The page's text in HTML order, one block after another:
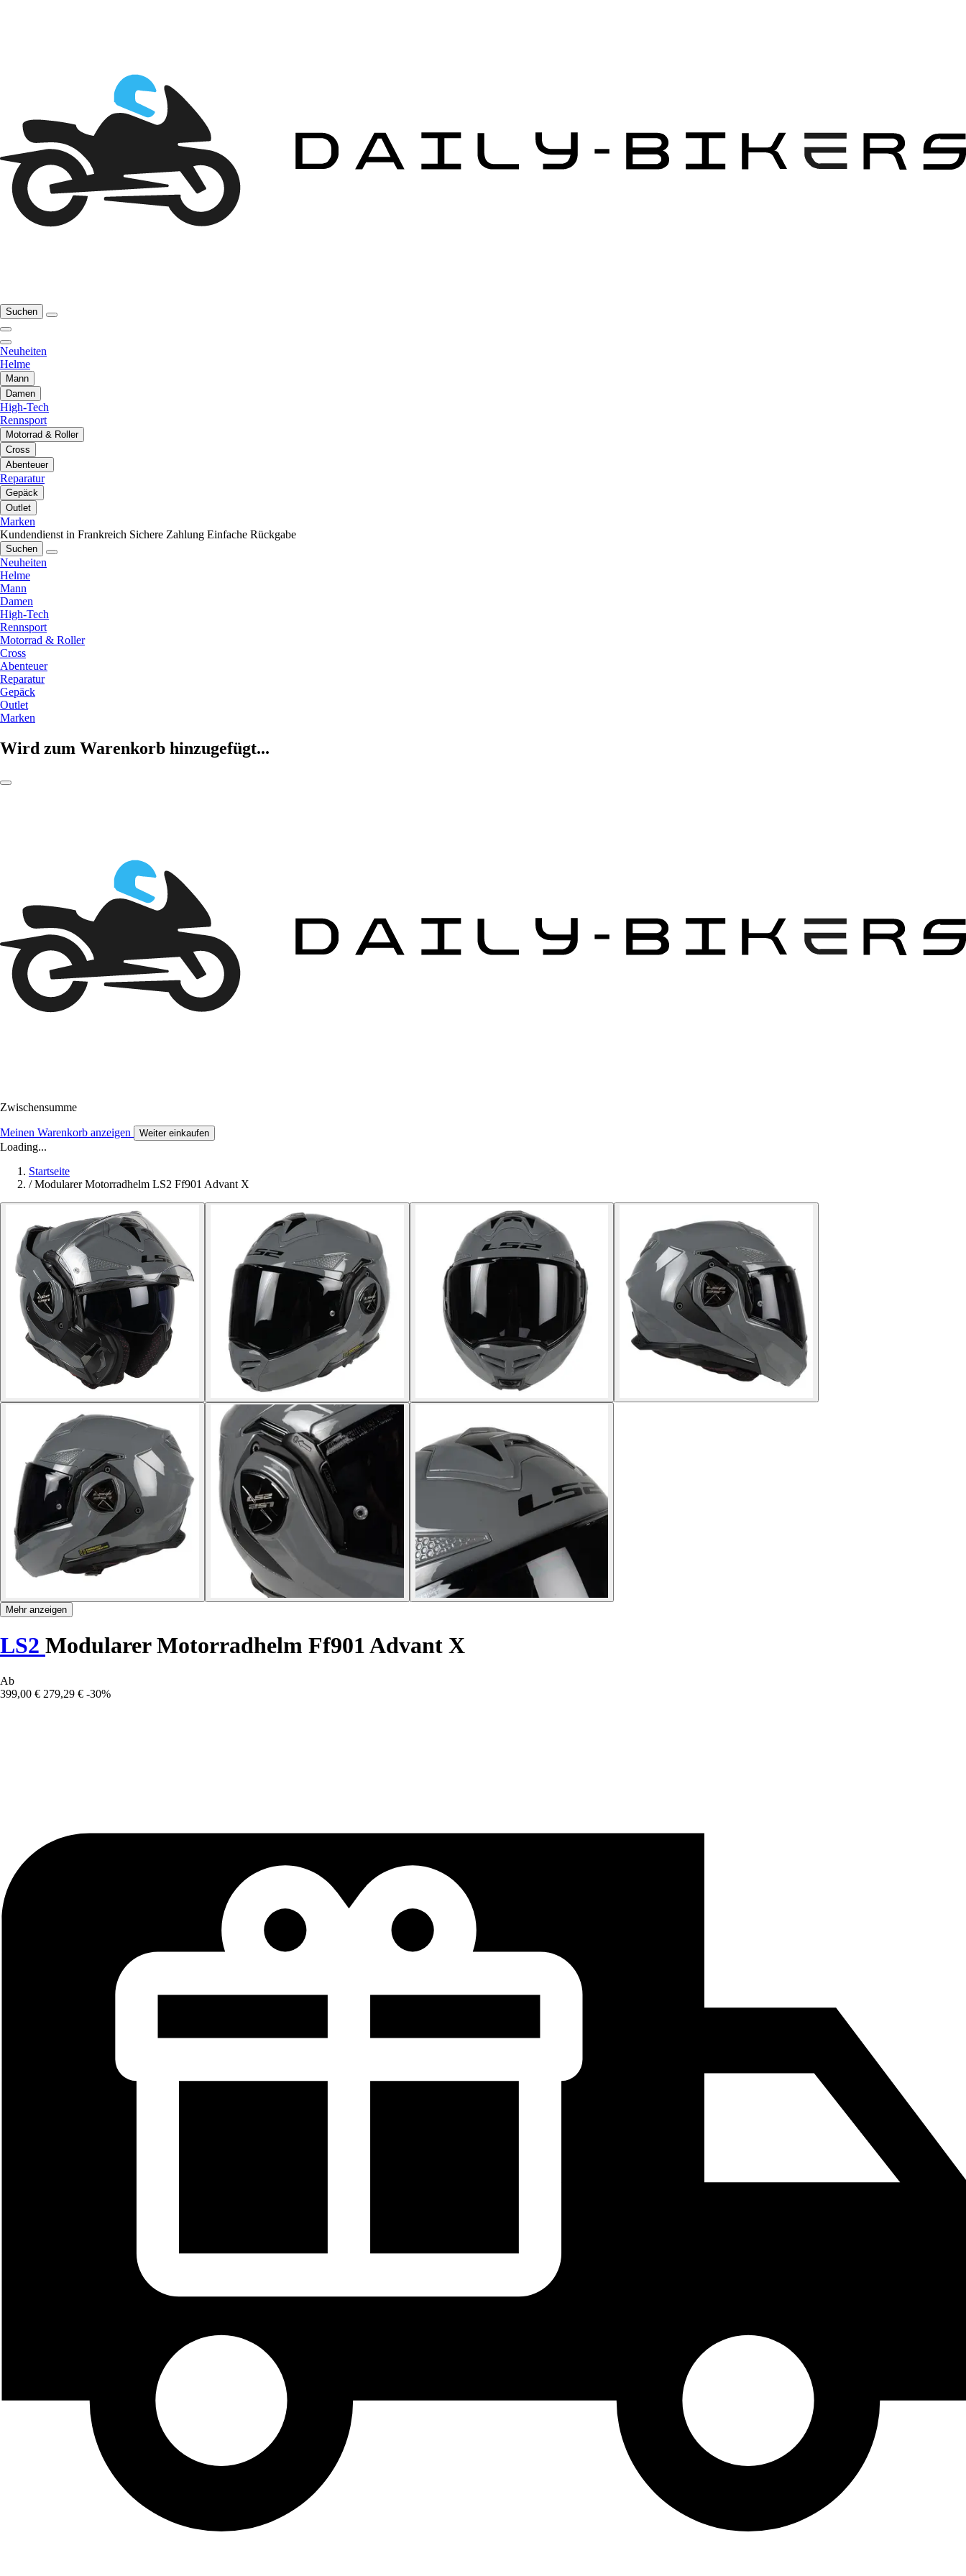
Suchen
Neuheiten
Helme
Mann
Damen
High-Tech
Rennsport
Motorrad & Roller
Cross
Abenteuer
Reparatur
Gepäck
Outlet
Marken
Kundendienst in Frankreich Sichere Zahlung Einfache Rückgabe
Suchen
Neuheiten
Helme
Mann
Damen
High-Tech
Rennsport
Motorrad & Roller
Cross
Abenteuer
Reparatur
Gepäck
Outlet
Marken
Wird zum Warenkorb hinzugefügt...
Zwischensumme
Meinen Warenkorb anzeigen Weiter einkaufen
Loading...
Startseite
/ Modularer Motorradhelm LS2 Ff901 Advant X
Mehr anzeigen
LS2 Modularer Motorradhelm Ff901 Advant X
Ab
399,00 € 279,29 € -30%